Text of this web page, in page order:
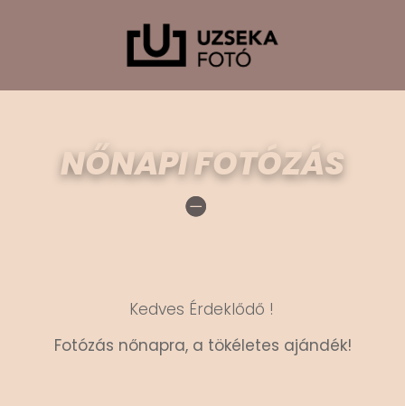
NŐNAPI FOTÓZÁS
Kedves Érdeklődő !
Fotózás nőnapra, a tökéletes ajándék!